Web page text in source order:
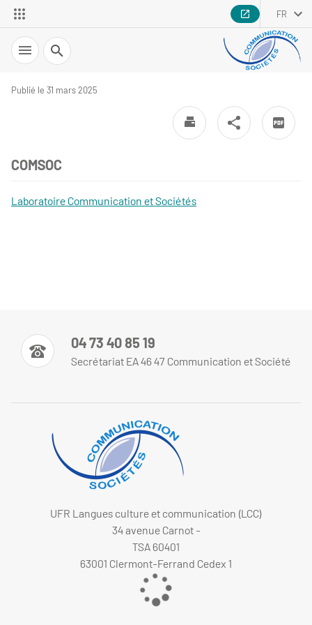
FR
Recherche
Publié le 31 mars 2025
COMSOC
Laboratoire Communication et Sociétés
04 73 40 85 19
Secrétariat EA 46 47 Communication et Société
UFR Langues culture et communication (LCC)
34 avenue Carnot -
TSA 60401
63001 Clermont-Ferrand Cedex 1